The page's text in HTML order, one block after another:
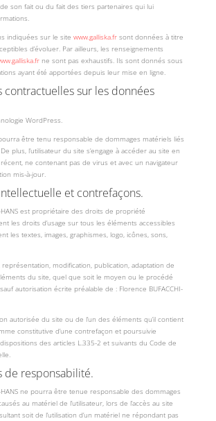
son fait ou du fait des tiers partenaires qui lui
indiquées sur le site www.galliska.frsont données à titre
d’évoluer. Par ailleurs, les renseignements
ne sont pas exhaustifs. Ils sont donnés sous
ayant été apportées depuis leur mise en ligne.
contractuelles sur les données
WordPress.
être tenu responsable de dommages matériels liés
plus, l’utilisateur du site s’engage à accéder au site en
ne contenant pas de virus et avec un navigateur
mis-à-jour.
et contrefaçons.
HANS est propriétaire des droits de propriété
les droits d’usage sur tous les éléments accessibles
les textes, images, graphismes, logo, icônes, sons,
modification, publication, adaptation de
du site, quel que soit le moyen ou le procédé
autorisation écrite préalable de : Florence BUFACCHI-
autorisée du site ou de l’un des éléments qu’il contient
constitutive d’une contrefaçon et poursuivie
des articles L.335-2 et suivants du Code de
de responsabilité.
HANS ne pourra être tenue responsable des dommages
au matériel de l’utilisateur, lors de l’accès au site
soit de l’utilisation d’un matériel ne répondant pas